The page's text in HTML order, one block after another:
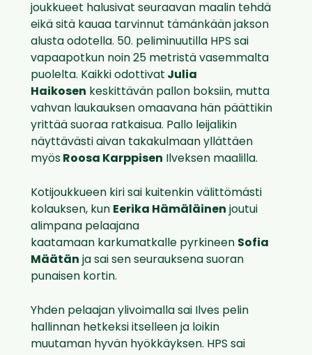
joukkueet halusivat seuraavan maalin tehdä
eikä sitä kauaa tarvinnut tämänkään jakson
alusta odotella. 50. peliminuutilla HPS sai
vapaapotkun noin 25 metristä vasemmalta
puolelta. Kaikki odottivat Julia
Haikosen keskittävän pallon boksiin, mutta
vahvan laukauksen omaavana hän päättikin
yrittää suoraa ratkaisua. Pallo leijalikin
näyttävästi aivan takakulmaan yllättäen
myös Roosa Karppisen Ilveksen maalilla.
Kotijoukkueen kiri sai kuitenkin välittömästi
kolauksen, kun Eerika Hämäläinen joutui
alimpana pelaajana
kaatamaan karkumatkalle pyrkineen Sofia
Määtän ja sai sen seurauksena suoran
punaisen kortin.
Yhden pelaajan ylivoimalla sai Ilves pelin
hallinnan hetkeksi itselleen ja loikin
muutaman hyvän hyökkäyksen. HPS sai